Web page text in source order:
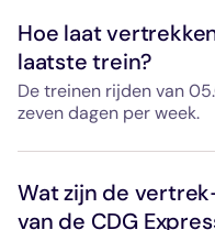
Charles de Gaulle duurt
Hoe laat
laatste trein?
De treinen rijden van
zeven dagen per week.
op de pagina "Vertrek-
Wat zijn de
van de CDG